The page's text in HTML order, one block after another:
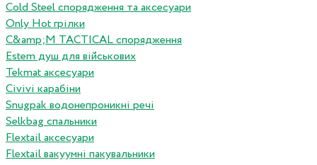
Cold Steel спорядження та аксесуари
Only Hot грілки
C&amp;M TACTICAL спорядження
Estem душ для військових
Tekmat аксесуари
Сivivi карабіни
Snugpak водонепроникні речі
Selkbag спальники
Flextail аксесуари
Flextail вакуумні пакувальники